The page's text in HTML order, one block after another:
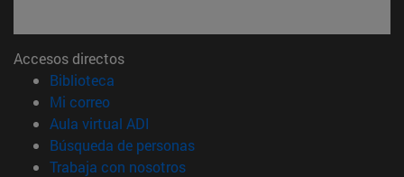
Accesos directos
Biblioteca
Mi correo(abre en nueva ventana)
Aula virtual ADI
Búsqueda de personas(abre en nueva ventana)
Trabaja con nosotros(abre en nueva ventana)